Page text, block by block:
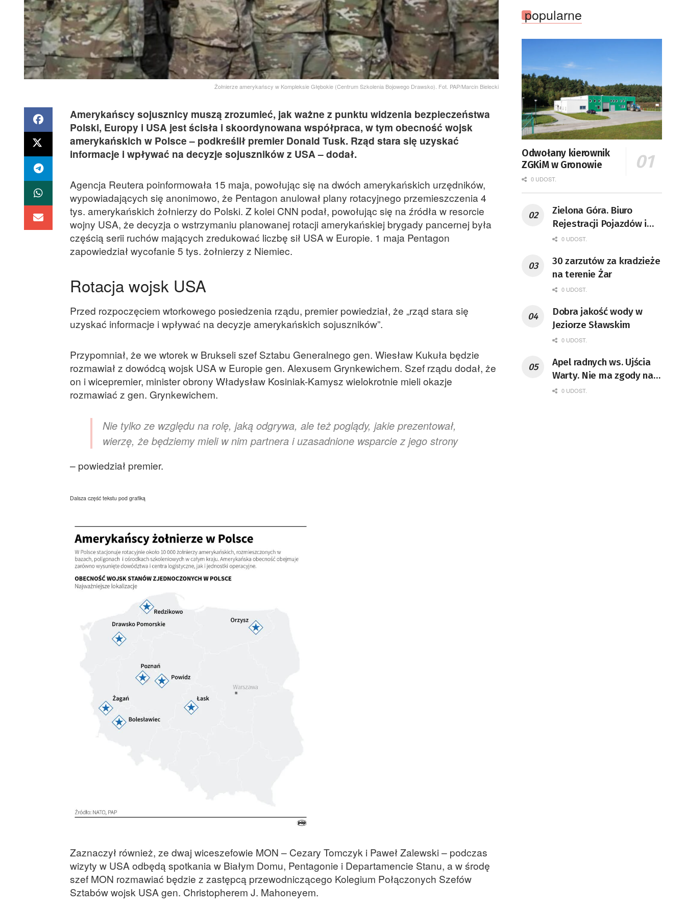
Żołnierze amerykańscy w Kompleksie Głębokie (Centrum Szkolenia Bojowego Drawsko). Fot. PAP/Marcin Bielecki
Amerykańscy sojusznicy muszą zrozumieć, jak ważne z punktu widzenia bezpieczeństwa
Polski, Europy i USA jest ścisła i skoordynowana współpraca, w tym obecność wojsk
amerykańskich w Polsce – podkreślił premier Donald Tusk. Rząd stara się uzyskać
informacje i wpływać na decyzje sojuszników z USA – dodał.
Agencja Reutera poinformowała 15 maja, powołując się na dwóch amerykańskich urzędników,
wypowiadających się anonimowo, że Pentagon anulował plany rotacyjnego przemieszczenia 4
tys. amerykańskich żołnierzy do Polski. Z kolei CNN podał, powołując się na źródła w resorcie
wojny USA, że decyzja o wstrzymaniu planowanej rotacji amerykańskiej brygady pancernej była
częścią serii ruchów mających zredukować liczbę sił USA w Europie. 1 maja Pentagon
zapowiedział wycofanie 5 tys. żołnierzy z Niemiec.
Rotacja wojsk USA
Przed rozpoczęciem wtorkowego posiedzenia rządu, premier powiedział, że „rząd stara się
uzyskać informacje i wpływać na decyzje amerykańskich sojuszników”.
Przypomniał, że we wtorek w Brukseli szef Sztabu Generalnego gen. Wiesław Kukuła będzie
rozmawiał z dowódcą wojsk USA w Europie gen. Alexusem Grynkewichem. Szef rządu dodał, że
on i wicepremier, minister obrony Władysław Kosiniak-Kamysz wielokrotnie mieli okazje
rozmawiać z gen. Grynkewichem.
Nie tylko ze względu na rolę, jaką odgrywa, ale też poglądy, jakie prezentował,
wierzę, że będziemy mieli w nim partnera i uzasadnione wsparcie z jego strony
– powiedział premier.
Dalsza część tekstu pod grafiką
Zaznaczył również, ze dwaj wiceszefowie MON – Cezary Tomczyk i Paweł Zalewski – podczas
wizyty w USA odbędą spotkania w Białym Domu, Pentagonie i Departamencie Stanu, a w środę
szef MON rozmawiać będzie z zastępcą przewodniczącego Kolegium Połączonych Szefów
Sztabów wojsk USA gen. Christopherem J. Mahoneyem.
popularne
Odwołany kierownik
ZGKiM w Gronowie
0 UDOST.
Zielona Góra. Biuro
Rejestracji Pojazdów i
Praw Jazdy po nowemu
0 UDOST.
30 zarzutów za kradzieże
na terenie Żar
0 UDOST.
Dobra jakość wody w
Jeziorze Sławskim
0 UDOST.
Apel radnych ws. Ujścia
Warty. Nie ma zgody na
decyzję ministry klimatu
0 UDOST.